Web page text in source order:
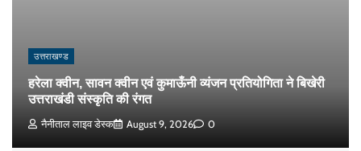
उत्तराखण्ड
हरेला क्वीन, सावन क्वीन एवं कुमाऊँनी व्यंजन प्रतियोगिता ने बिखेरी
उत्तराखंडी संस्कृति की रंगत
नैनीताल लाइव डेस्क August 9, 2026 0